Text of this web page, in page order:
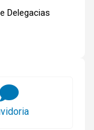
Delegacias